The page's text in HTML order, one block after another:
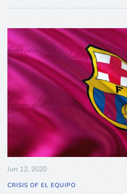
Jun 12, 2020
CRISIS OF EL EQUIPO